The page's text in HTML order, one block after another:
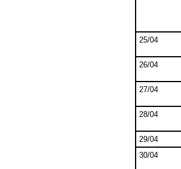
25/04
26/04
27/04
28/04
29/04
30/04